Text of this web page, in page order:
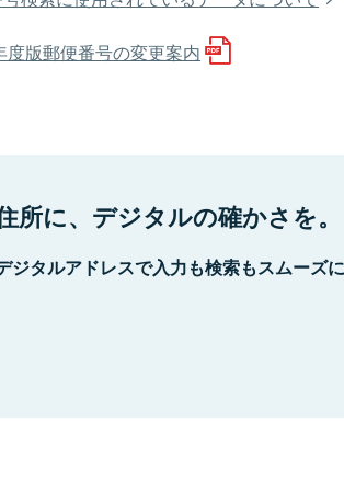
度版郵便番号の変更案内
所に、デジタルの確かさを。
ジタルアドレスで入力も検索もスムーズ